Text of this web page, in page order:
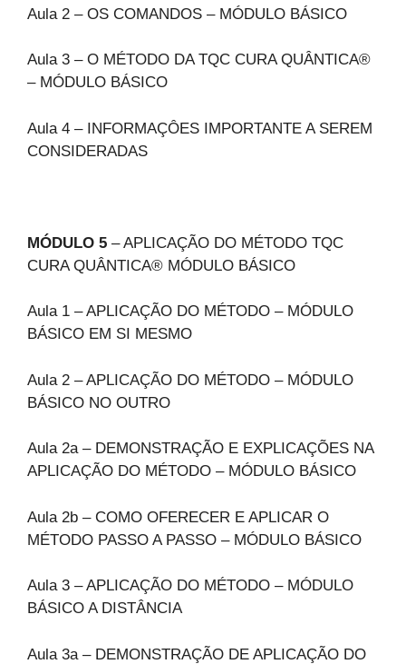
Aula 2 – OS COMANDOS – MÓDULO BÁSICO
Aula 3 – O MÉTODO DA TQC CURA QUÂNTICA®
– MÓDULO BÁSICO
Aula 4 – INFORMAÇÔES IMPORTANTE A SEREM
CONSIDERADAS
MÓDULO 5 – APLICAÇÃO DO MÉTODO TQC
CURA QUÂNTICA® MÓDULO BÁSICO
Aula 1 – APLICAÇÃO DO MÉTODO – MÓDULO
BÁSICO EM SI MESMO
Aula 2 – APLICAÇÃO DO MÉTODO – MÓDULO
BÁSICO NO OUTRO
Aula 2a – DEMONSTRAÇÃO E EXPLICAÇÕES NA
APLICAÇÃO DO MÉTODO – MÓDULO BÁSICO
Aula 2b – COMO OFERECER E APLICAR O
MÉTODO PASSO A PASSO – MÓDULO BÁSICO
Aula 3 – APLICAÇÃO DO MÉTODO – MÓDULO
BÁSICO A DISTÂNCIA
Aula 3a – DEMONSTRAÇÃO DE APLICAÇÃO DO